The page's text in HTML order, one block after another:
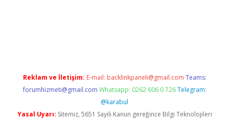
Reklam ve İletişim: E-mail: backlinkpaneli@gmail.com Teams:
forumhizmeti@gmail.com Whatsapp: 0262 606 0 726 Telegram:
@karabul
Yasal Uyarı: Sitemiz, 5651 Sayılı Kanun gereğince Bilgi Teknolojileri